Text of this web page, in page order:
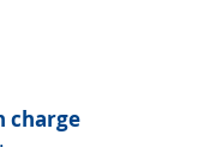
charge